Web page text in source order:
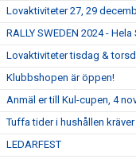
Lovaktiviteter 27, 29
RALLY SWEDEN 2024 - Hela
Lovaktiviteter tisdag &
Klubbshopen är öppen!
Anmäl er till Kul-cupen, 4
Tuffa tider i hushållen
LEDARFEST